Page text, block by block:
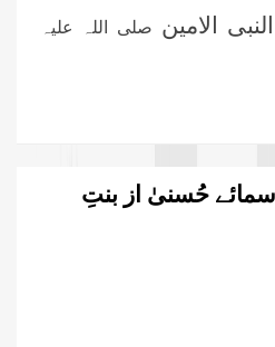
الامین صلی اللہ علیہ
قرآنِ کریم سے 10 اسمائے حُسنیٰ از بنتِ